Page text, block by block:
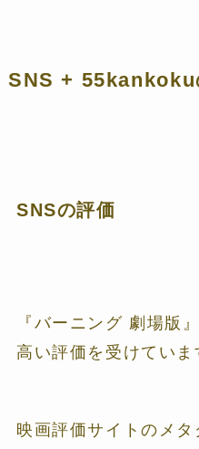
SNS + 55kankoku
SNSの評価
『バーニング 劇場版
高い評価を受けていま
映画評価サイトのメ